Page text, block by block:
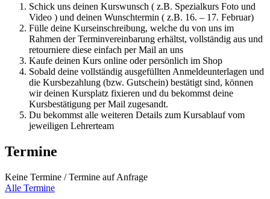
Schick uns deinen Kurswunsch ( z.B. Spezialkurs Foto und
Video ) und deinen Wunschtermin ( z.B. 16. – 17. Februar)
Fülle deine Kurseinschreibung, welche du von uns im
Rahmen der Terminvereinbarung erhältst, vollständig aus und
retourniere diese einfach per Mail an uns
Kaufe deinen Kurs online oder persönlich im Shop
Sobald deine vollständig ausgefüllten Anmeldeunterlagen und
die Kursbezahlung (bzw. Gutschein) bestätigt sind, können
wir deinen Kursplatz fixieren und du bekommst deine
Kursbestätigung per Mail zugesandt.
Du bekommst alle weiteren Details zum Kursablauf vom
jeweiligen Lehrerteam
Termine
Keine Termine / Termine auf Anfrage
Alle Termine